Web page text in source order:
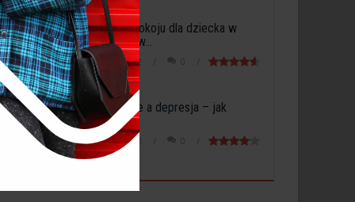
Aranżacja pokoju dla dziecka w
sypialni lub w...
5 maja 2022 0
Dojrzewanie a depresja – jak
rozpoznać...
6 maja 2022 0